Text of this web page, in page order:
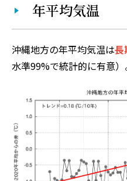
年平均気温
沖縄地方の年平均気温は長
水準99%で統計的に有意）